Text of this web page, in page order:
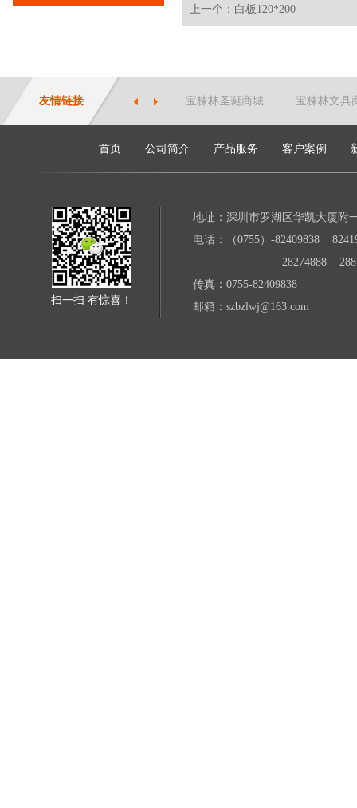
上一个：白板120*200
友情链接 宝株林圣诞商城 宝株林文具
首页 公司简介 产品服务 客户案例
扫一扫 有惊喜！
地址：深圳市罗湖区华凯大厦附
电话：（0755）-82409838
28274888
传真：0755-82409838
邮箱：szbzlwj@163.com